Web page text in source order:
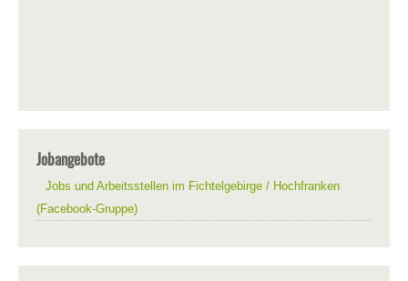
Jobangebote
Jobs und Arbeitsstellen im Fichtelgebirge / Hochfranken
(Facebook-Gruppe)